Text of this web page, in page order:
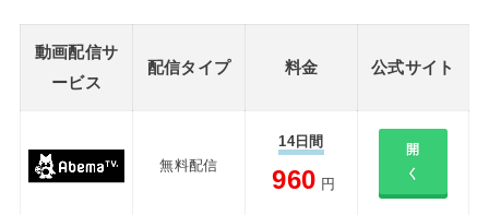
動画配信サ
ービス
配信タイプ 料金 公式サイト
無料配信
14日間
960 円
開
く